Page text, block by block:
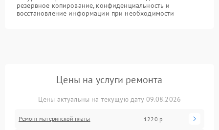
резервное копирование, конфиденциальность и
восстановление информации при необходимости
Цены на услуги ремонта
Цены актуальны на текущую дату 09.08.2026
Ремонт материнской платы 1220 р